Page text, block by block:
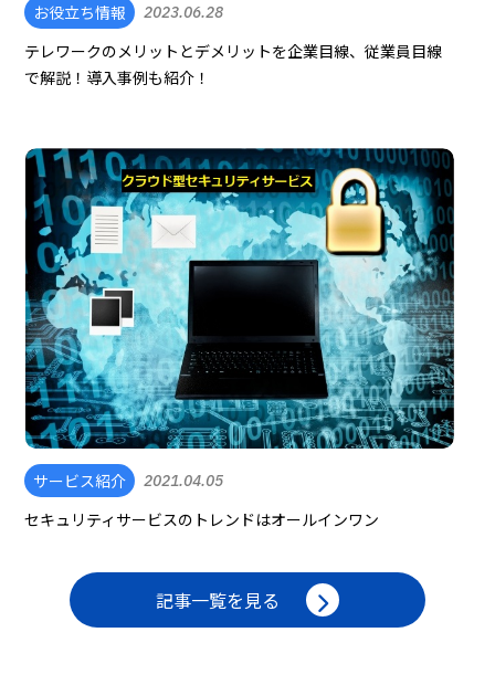
お役立ち情報 2023.06.28
テレワークのメリットとデメリットを企業目線、従業員目線
で解説！導入事例も紹介！
サービス紹介 2021.04.05
セキュリティサービスのトレンドはオールインワン
記事一覧を見る